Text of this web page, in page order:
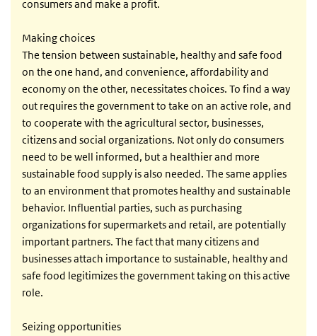
consumers and make a profit.
Making choices
The tension between sustainable, healthy and safe food
on the one hand, and convenience, affordability and
economy on the other, necessitates choices. To find a way
out requires the government to take on an active role, and
to cooperate with the agricultural sector, businesses,
citizens and social organizations. Not only do consumers
need to be well informed, but a healthier and more
sustainable food supply is also needed. The same applies
to an environment that promotes healthy and sustainable
behavior. Influential parties, such as purchasing
organizations for supermarkets and retail, are potentially
important partners. The fact that many citizens and
businesses attach importance to sustainable, healthy and
safe food legitimizes the government taking on this active
role.
Seizing opportunities